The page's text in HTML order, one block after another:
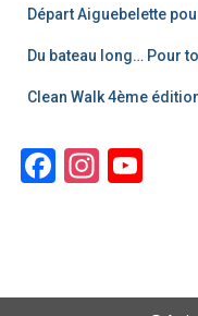
Départ Aiguebelette
Du bateau long… Pour
Clean Walk 4ème
F
b
In
a
u